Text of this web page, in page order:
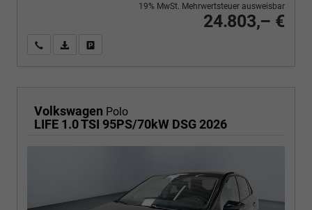
24.803,– €
19% MwSt. Mehrwertsteuer ausweisbar
Wir rufen Sie anPDF-Fahrzeugexposé drucken
Volkswagen Polo
LIFE 1.0 TSI 95PS/70kW DSG 2026